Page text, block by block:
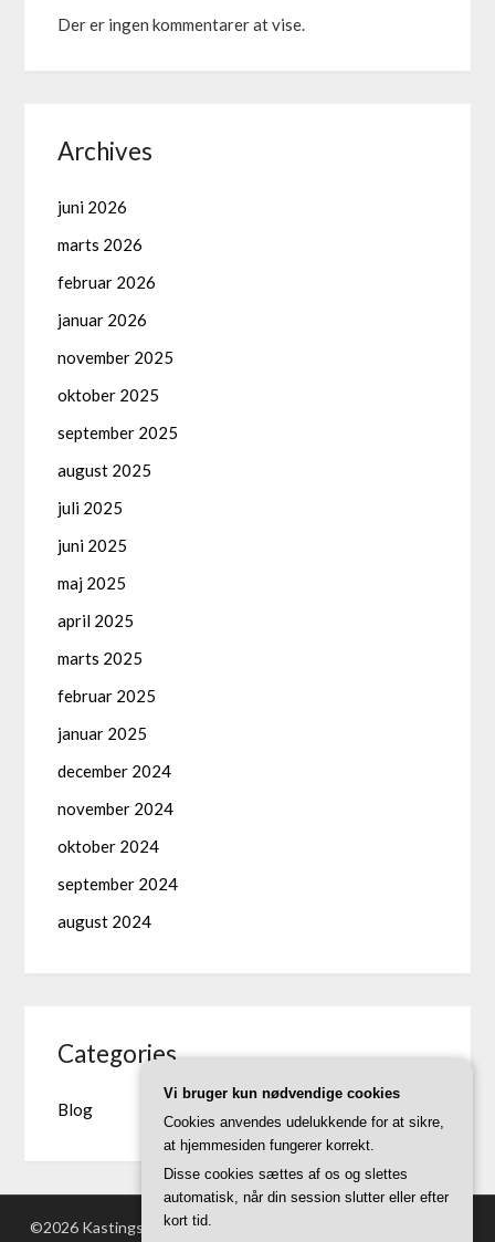
Der er ingen kommentarer at vise.
Archives
juni 2026
marts 2026
februar 2026
januar 2026
november 2025
oktober 2025
september 2025
august 2025
juli 2025
juni 2025
maj 2025
april 2025
marts 2025
februar 2025
januar 2025
december 2024
november 2024
oktober 2024
september 2024
august 2024
Categories
Blog
©2026 Kastingstudios.dk| Powered by WordPress and
Vi bruger kun nødvendige cookies
Cookies anvendes udelukkende for at sikre,
at hjemmesiden fungerer korrekt.
Disse cookies sættes af os og slettes
automatisk, når din session slutter eller efter
kort tid.